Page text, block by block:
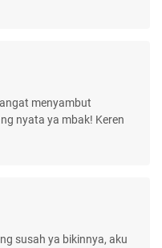
menyambut
nyata ya mbak! Keren
susah ya bikinnya, aku